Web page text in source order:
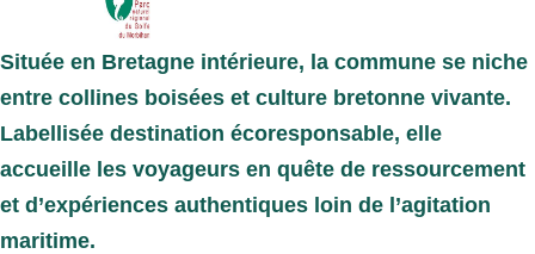
Située en Bretagne intérieure, la commune se niche
entre collines boisées et culture bretonne vivante.
Labellisée destination écoresponsable, elle
accueille les voyageurs en quête de ressourcement
et d’expériences authentiques loin de l’agitation
maritime.